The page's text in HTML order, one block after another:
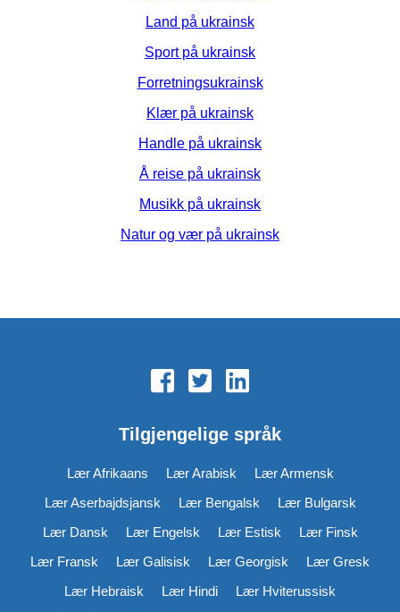
Land på ukrainsk
Sport på ukrainsk
Forretningsukrainsk
Klær på ukrainsk
Handle på ukrainsk
Å reise på ukrainsk
Musikk på ukrainsk
Natur og vær på ukrainsk
Tilgjengelige språk
Lær Afrikaans Lær Arabisk
Lær Armensk
Lær Aserbajdsjansk
Lær Bengalsk
Lær Bulgarsk
Lær Dansk
Lær Engelsk Lær Estisk
Lær Finsk
Lær Fransk
Lær Galisisk Lær Georgisk
Lær Gresk
Lær Hebraisk
Lær Hindi
Lær Hviterussisk